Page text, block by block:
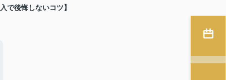
で後悔しないコツ】